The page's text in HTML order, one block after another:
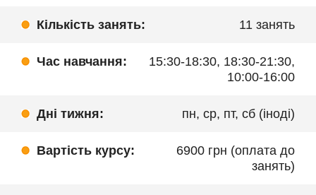
Кількість занять: 11 занять
Час навчання:
15:30-18:30, 18:30-21:30,
10:00-16:00
Дні тижня: пн, ср, пт, сб (іноді)
Вартість курсу:
6900 грн (оплата до
занять)